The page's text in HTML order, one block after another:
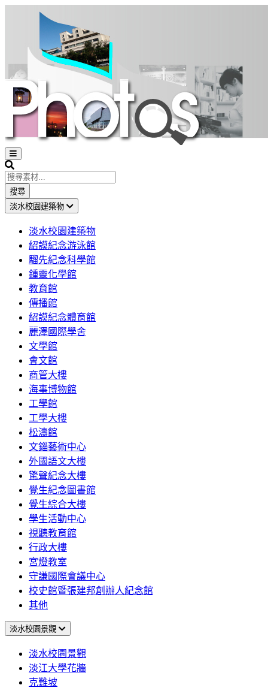
Open
sidebar
Search
搜尋
淡水校園建築物
淡水校園建築物
紹謨紀念游泳館
騮先紀念科學館
鍾靈化學館
教育館
傳播館
紹謨紀念體育館
麗澤國際學舍
文學館
會文館
商管大樓
海事博物館
工學館
工學大樓
松濤館
文錙藝術中心
外國語文大樓
驚聲紀念大樓
覺生紀念圖書館
覺生綜合大樓
學生活動中心
視聽教育館
行政大樓
宮燈教室
守謙國際會議中心
校史館暨張建邦創辦人紀念館
其他
淡水校園景觀
淡水校園景觀
淡江大學花牆
克難坡